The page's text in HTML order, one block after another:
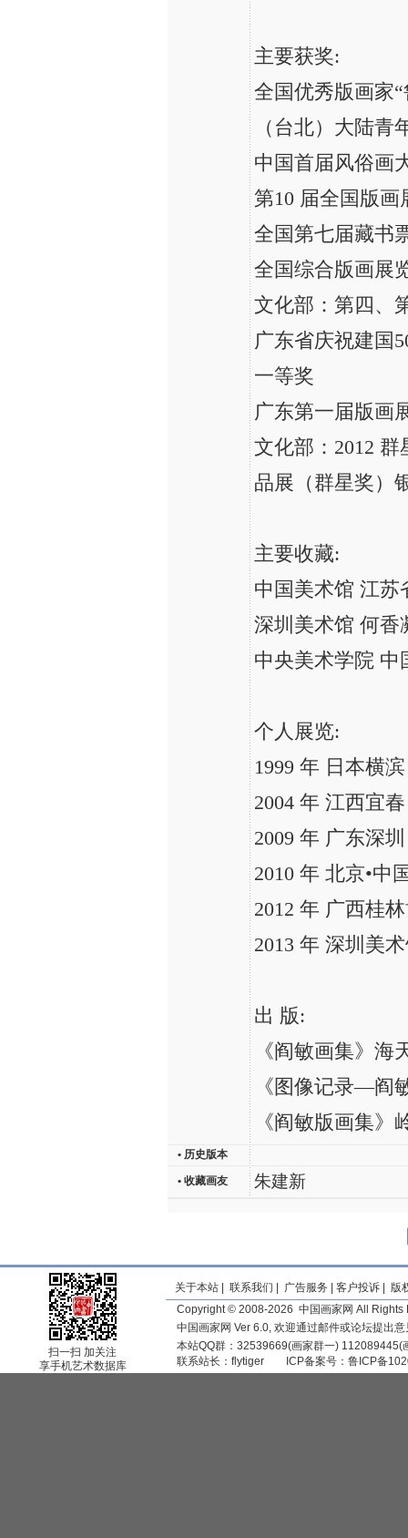
主要获奖:
全国优秀版画家
（台北）大陆
中国首届风俗画
第10 届全国版画
全国第七届藏书
全国综合版画展
文化部：第四、
广东省庆祝建国
一等奖
广东第一届版画
文化部：2012
品展（群星奖）
主要收藏:
中国美术馆 江苏
深圳美术馆 何香
中央美术学院 中
个人展览:
1999 年 日本横
2004 年 江西宜
2009 年 广东深
2010 年 北京•
2012 年 广西桂
2013 年 深圳美
出 版:
《阎敏画集》海
《图像记录—阎
《阎敏版画集》
• 历史版本
• 收藏画友 朱建新
扫一扫 加关注
享手机艺术数据库
关于本站 联系我们 广告服务 客户投诉
版
Copyright © 2008-2026 中国画家网 All Rights
中国画家网 Ver 6.0, 欢迎通过邮件或论坛提出
本站QQ群：32539669(画家群一)
联系站长： flytiger ICP备案号： 鲁ICP备